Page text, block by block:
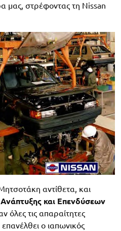
μας, στρέφοντας τη Nissan
αντίθετα, και
και Επενδύσεων
όλες τις απαραίτητες
ο ιαπωνικός